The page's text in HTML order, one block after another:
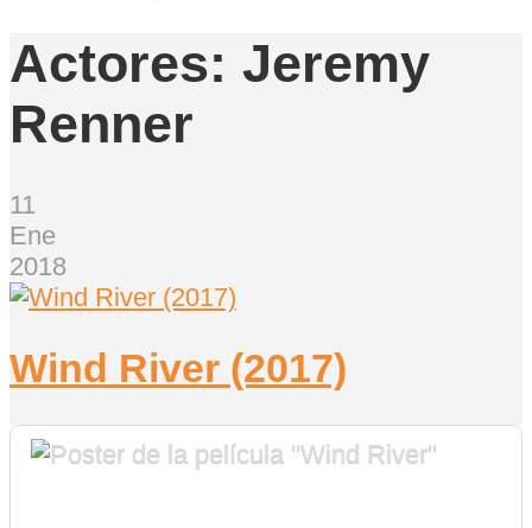
Actores: Jeremy
Renner
11
Ene
2018
Wind River (2017)